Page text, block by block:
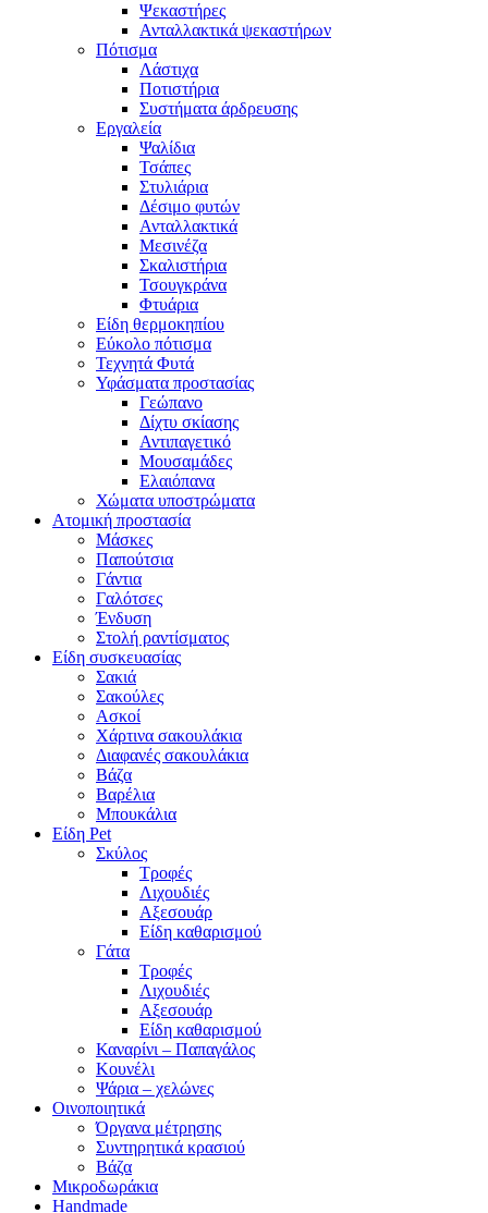
Ψεκαστήρες
Ανταλλακτικά ψεκαστήρων
Πότισμα
Λάστιχα
Ποτιστήρια
Συστήματα άρδρευσης
Εργαλεία
Ψαλίδια
Τσάπες
Στυλιάρια
Δέσιμο φυτών
Ανταλλακτικά
Μεσινέζα
Σκαλιστήρια
Τσουγκράνα
Φτυάρια
Είδη θερμοκηπίου
Εύκολο πότισμα
Τεχνητά Φυτά
Υφάσματα προστασίας
Γεώπανο
Δίχτυ σκίασης
Αντιπαγετικό
Μουσαμάδες
Ελαιόπανα
Χώματα υποστρώματα
Ατομική προστασία
Μάσκες
Παπούτσια
Γάντια
Γαλότσες
Ένδυση
Στολή ραντίσματος
Είδη συσκευασίας
Σακιά
Σακούλες
Ασκοί
Χάρτινα σακουλάκια
Διαφανές σακουλάκια
Βάζα
Βαρέλια
Μπουκάλια
Είδη Pet
Σκύλος
Τροφές
Λιχουδιές
Αξεσουάρ
Είδη καθαρισμού
Γάτα
Τροφές
Λιχουδιές
Αξεσουάρ
Είδη καθαρισμού
Καναρίνι – Παπαγάλος
Κουνέλι
Ψάρια – χελώνες
Οινοποιητικά
Όργανα μέτρησης
Συντηρητικά κρασιού
Βάζα
Μικροδωράκια
Handmade